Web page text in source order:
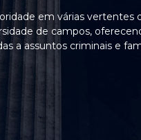
em várias vertentes
de campos,
a assuntos criminais e